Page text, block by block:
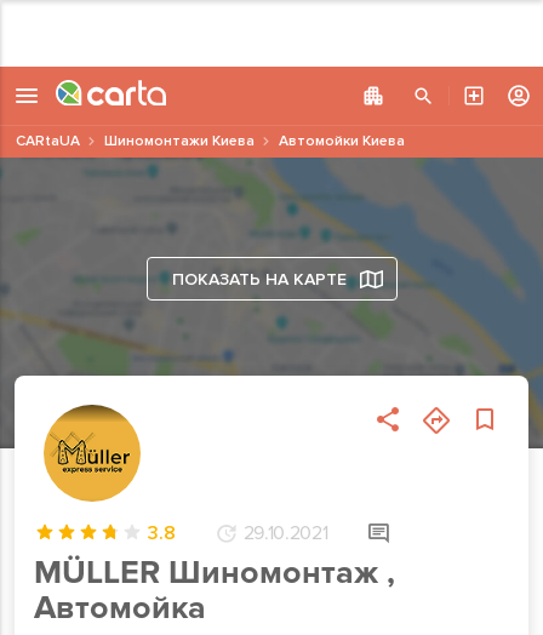
ПОКАЗАТЬ НА КАРТЕ
3.8 29.10.2021
MÜLLER Шиномонтаж ,
Автомойка
CARtaUA Шиномонтажи Киева Автомойки Киева